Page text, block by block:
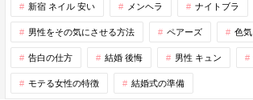
新宿 ネイル 安い メンヘラ ナイトブラ
男性をその気にさせる方法 ペアーズ 色気
告白の仕方 結婚 後悔 男性 キュン
モテる女性の特徴 結婚式の準備